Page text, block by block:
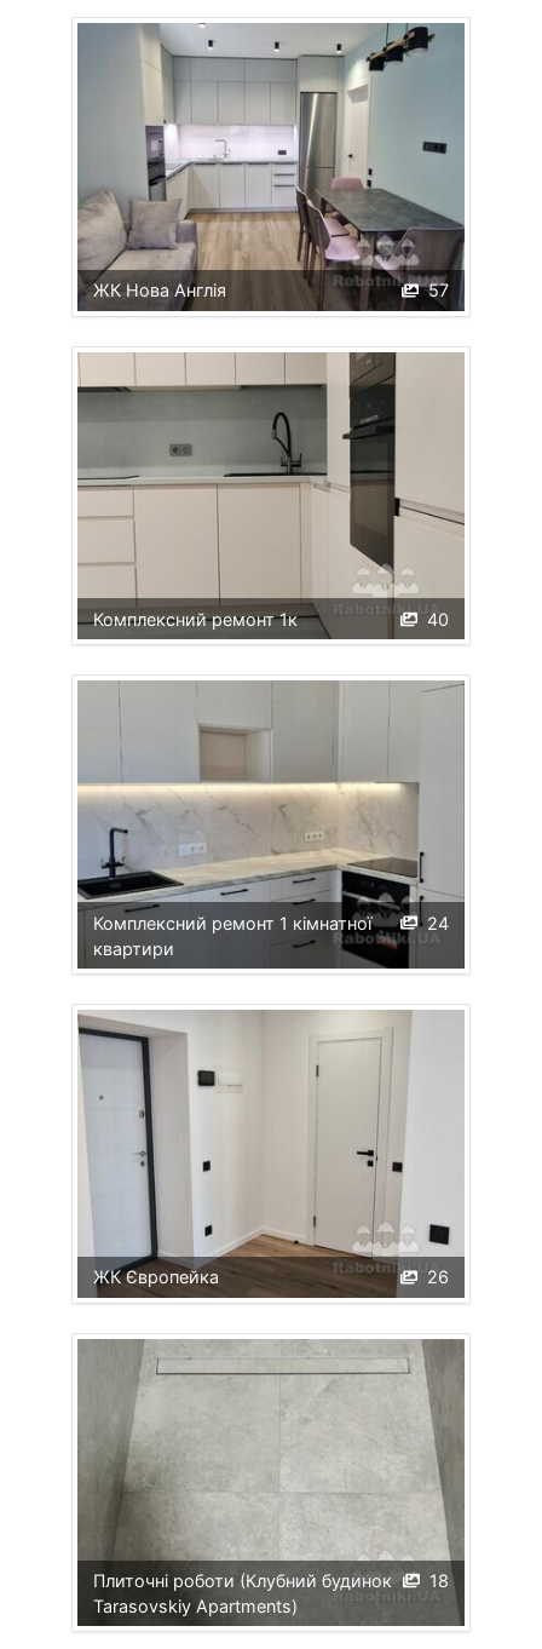
57
ЖК Нова Англія
40
Комплексний ремонт 1к
24
Комплексний ремонт 1 кімнатної
квартири
26
ЖК Європейка
18
Плиточні роботи (Клубний будинок
Tarasovskiy Apartments)